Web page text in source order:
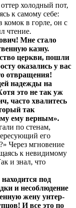
холодный пот,
к самому себе:
в горле, он с
чтение.
Мне стало
казну.
церкви, пошли
оказались у вас
отвращения!
надежды на
это не так уж
часто хвалитесь
так
ему верным».
по стенам,
его
Через мгновение
к невидимому
и знал, что
под
и несоблюдение
жену унтер-
И все это по